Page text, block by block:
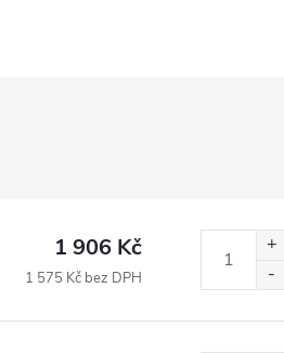
1 906 Kč
1 575 Kč bez DPH